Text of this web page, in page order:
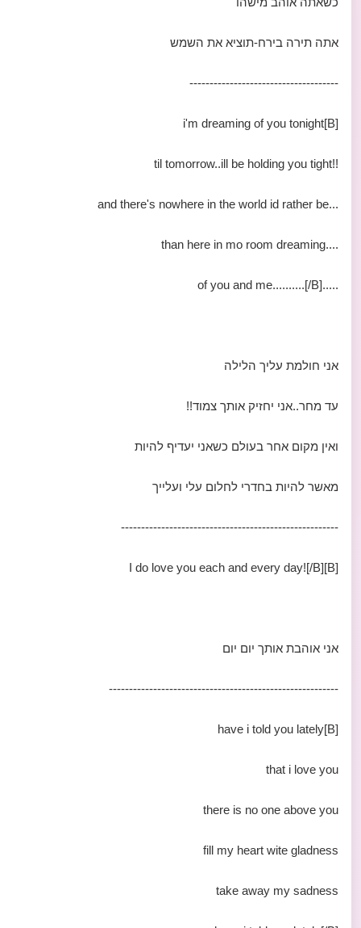
אתה תירה בירח-תוציא את השמש
-------------------------------------
[B]i'm dreaming of you tonight
!!til tomorrow..ill be holding you tight
...and there's nowhere in the world id rather be
....than here in mo room dreaming
.....of you and me..........[/B]
אני חולמת עליך הלילה
עד מחר..אני יחזיק אותך צמוד!!
ואין מקום אחר בעולם כשאני יעדיף להיות
מאשר להיות בחדרי לחלום עלי ועלייך
------------------------------------------------------
[B]I do love you each and every day![/B]
אני אוהבת אותך יום יום
---------------------------------------------------------
[B]have i told you lately
that i love you
there is no one above you
fill my heart wite gladness
take away my sadness